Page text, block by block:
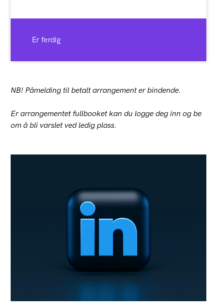
Er ferdig
NB! Påmelding til betalt arrangement er bindende.
Er arrangementet fullbooket kan du logge deg inn og be
om å bli varslet ved ledig plass.